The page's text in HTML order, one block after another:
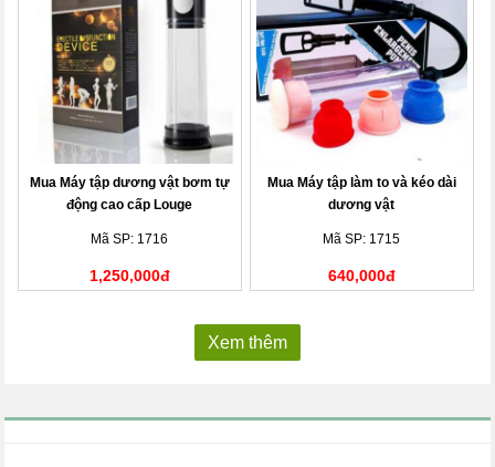
Mua Máy tập dương vật bơm tự
động cao cấp Louge
Mã SP: 1716
1,250,000đ
Mua Máy tập làm to và kéo dài
dương vật
Mã SP: 1715
640,000đ
Xem thêm